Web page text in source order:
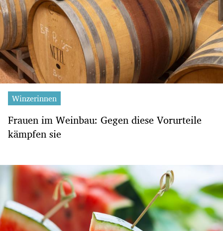
Winzerinnen
Frauen im Weinbau: Gegen diese Vorurteile
kämpfen sie